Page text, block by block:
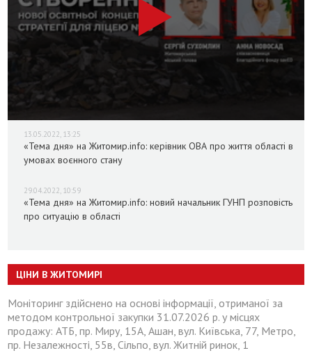
13.05.2022, 13:25
«Тема дня» на Житомир.info: керівник ОВА про життя області в
умовах воєнного стану
29.04.2022, 10:59
«Тема дня» на Житомир.info: новий начальник ГУНП розповість
про ситуацію в області
ЦІНИ В ЖИТОМИРІ
Моніторинг здійснено на основі інформації, отриманої за
методом контрольної закупки 31.07.2026 р. у місцях
продажу: АТБ, пр. Миру, 15А, Ашан, вул. Київська, 77, Метро,
пр. Незалежності, 55в, Сільпо, вул. Житній ринок, 1